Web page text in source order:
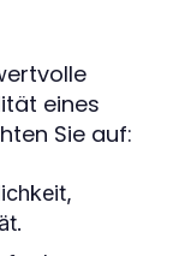
eines
Sie auf: